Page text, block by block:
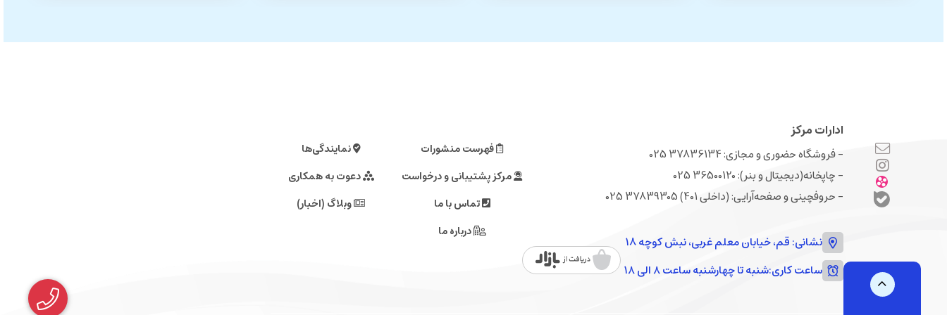
ادارات مرکز
- فروشگاه حضوری و مجازی: 37836134 025
- چاپخانه(دیجیتال و بنر): 36500120 025
- حروفچینی و صفحه‌‌آرایی: (داخلی 401) 37839305 025
نشانی: قم، خیابان معلم غربی، نبش کوچه 18
ساعت کاری:شنبه تا چهارشنبه ساعت ۸ الی ۱۸
فهرست منشورات
نمایندگی‌ها
مرکز پشتیبانی و درخواست
دعوت به همکاری
تماس با ما
وبلاگ (اخبار)
درباره ما